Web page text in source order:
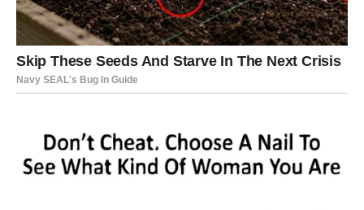
JARAC
Jarčevima dolazi nagrada za trud i posvećenost.
Pred vama je period koji potvrđuje da ste bili na pravom